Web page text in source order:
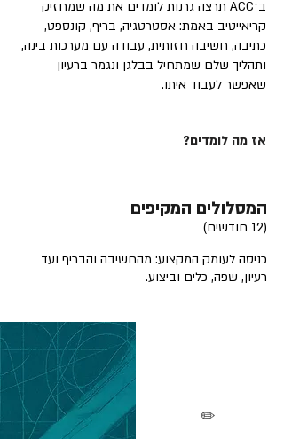
ב־ACC תרצה גרנות לומדים את מה שמחזיק
קריאייטיב באמת: אסטרטגיה, בריף, קונספט,
כתיבה, חשיבה חזותית, עבודה עם מערכות בינה,
ותהליך שלם שמתחיל בבלגן ונגמר ברעיון
שאפשר לעבוד איתו.
אז מה לומדים?
המסלולים המקיפים
(12 חודשים)
כניסה לעומק המקצוע: מהחשיבה והבריף ועד
רעיון, שפה, כלים וביצוע.
✏️